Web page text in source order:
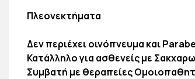
Πλεονεκτήματα
Δεν περιέχει οινόπνευμα και
Κατάλληλο για ασθενείς με
Συμβατή με θεραπείες